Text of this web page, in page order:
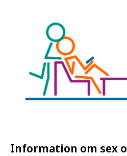
Information om sex